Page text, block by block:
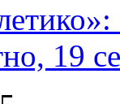
19